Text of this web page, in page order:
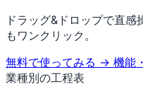
ドラッグ&ドロップで直
もワンクリック。
無料で使ってみる → 機能
業種別の工程表